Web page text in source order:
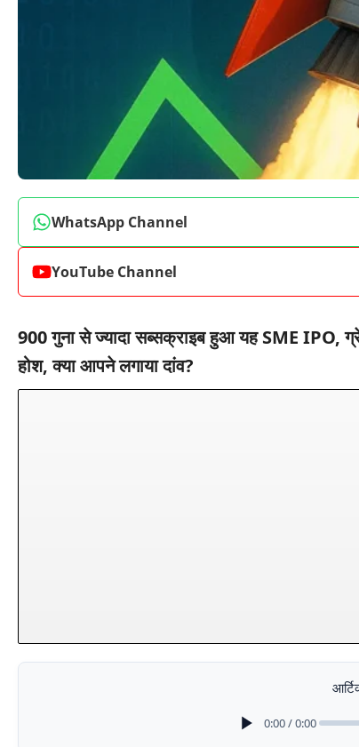
WhatsApp Channel
YouTube Channel
900 गुना से ज्यादा सब्सक्राइब हुआ यह SME IPO,
होश, क्या आपने लगाया दांव?
0:00 / 0:00